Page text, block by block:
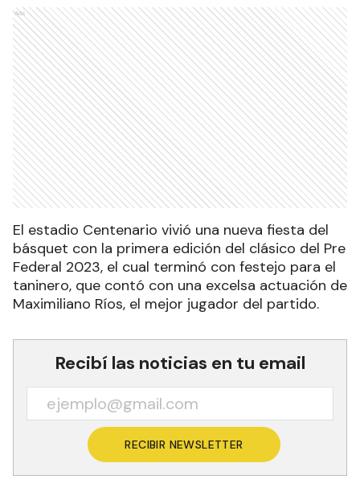
Ads
El estadio Centenario vivió una nueva fiesta del
básquet con la primera edición del clásico del Pre
Federal 2023, el cual terminó con festejo para el
taninero, que contó con una excelsa actuación de
Maximiliano Ríos, el mejor jugador del partido.
Recibí las noticias en tu email
RECIBIR NEWSLETTER